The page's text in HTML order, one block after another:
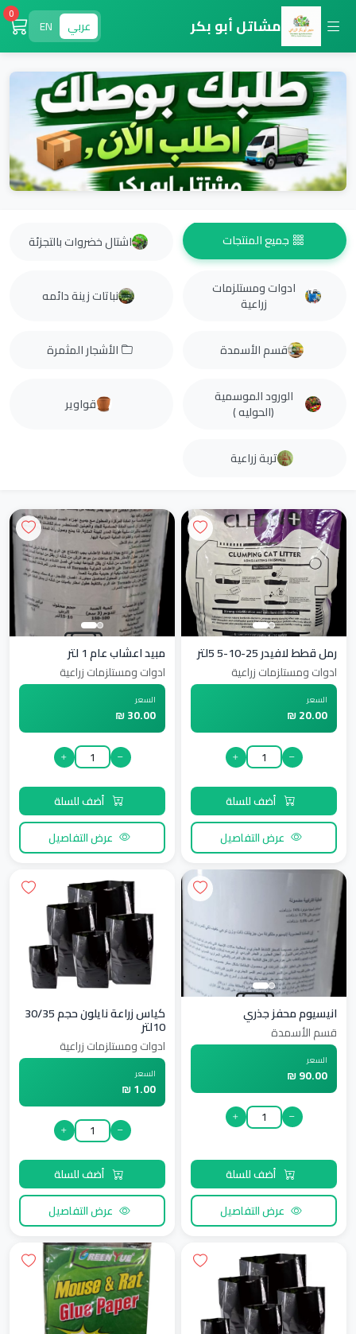
مشاتل أبو بكر عربي EN
0
جميع المنتجات اشتال خضروات بالتجزئة
ادوات ومستلزمات
زراعية نباتات زينة دائمه
قسم الأسمدة الأشجار المثمرة
الورود الموسمية
(الحوليه ) قواوير
تربة زراعية
رمل قطط لافيدر 25-10-5 5لتر
ادوات ومستلزمات زراعية
السعر
20.00 ₪
عرض التفاصيل
مبيد اعشاب عام 1 لتر
ادوات ومستلزمات زراعية
السعر
30.00 ₪
عرض التفاصيل
انيسيوم محفز جذري
قسم الأسمدة
السعر
90.00 ₪
عرض التفاصيل
كياس زراعة نايلون حجم 30/35
10لتر
ادوات ومستلزمات زراعية
السعر
1.00 ₪
عرض التفاصيل